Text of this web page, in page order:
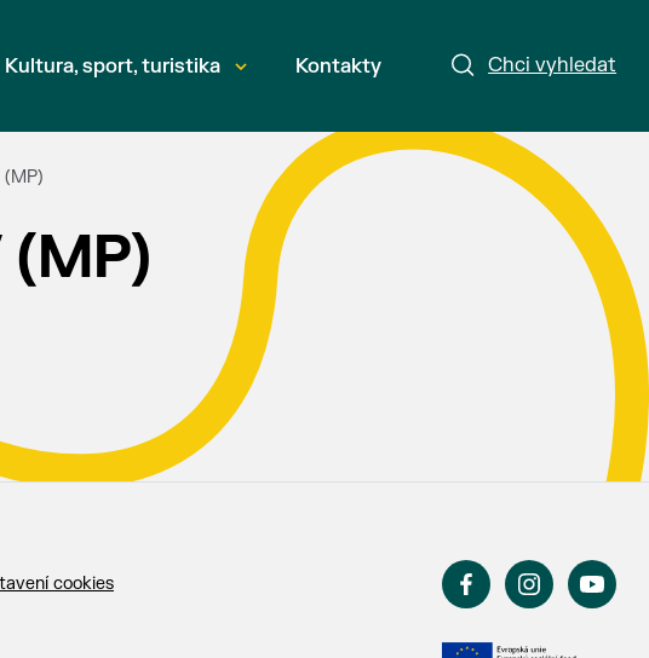
Chci vyhledat
Kultura, sport, turistika Kontakty
cookies